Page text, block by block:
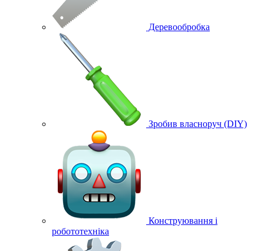
Деревообробка
Зробив власноруч (DIY)
Конструювання і
робототехніка